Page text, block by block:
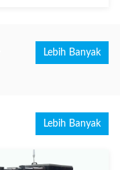
Lebih Banyak
Lebih Banyak